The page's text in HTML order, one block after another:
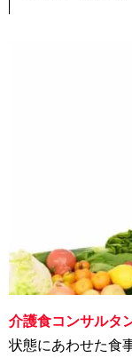
介護食コンサルタ
状態にあわせた食